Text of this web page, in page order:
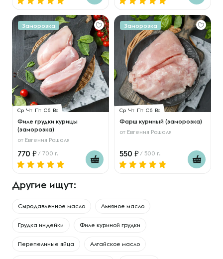
Заморозка
Ср Чт Пт Сб Вс
Филе грудки курицы
(заморозка)
от Евгения Рошаля
770 / 700 г.
Заморозка
Ср Чт Пт Сб Вс
Фарш куриный (заморозка)
от Евгения Рошаля
550 / 500 г.
Другие ищут:
Сыродавленное масло Льняное масло
Грудка индейки Филе куриной грудки
Перепелиные яйца Алтайское масло